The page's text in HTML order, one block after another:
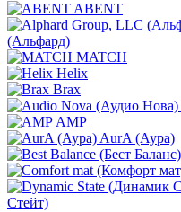
ABENT
(Альфард)
MATCH
Helix
Brax
AMP
AurA (Аура)
Стейт)